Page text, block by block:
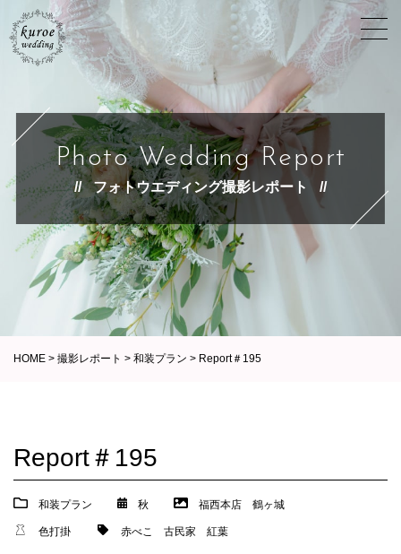
Photo Wedding Report
フォトウエディング撮影レポート
HOME > 撮影レポート > 和装プラン > Report＃195
Report＃195
和装プラン 秋 福西本店 鶴ヶ城
色打掛 赤べこ 古民家 紅葉